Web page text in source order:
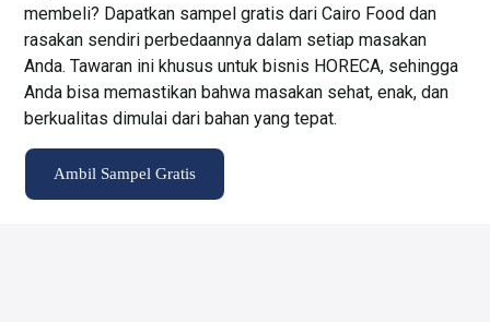
membeli? Dapatkan sampel gratis dari Cairo Food dan
rasakan sendiri perbedaannya dalam setiap masakan
Anda. Tawaran ini khusus untuk bisnis HORECA, sehingga
Anda bisa memastikan bahwa masakan sehat, enak, dan
berkualitas dimulai dari bahan yang tepat.
Ambil Sampel Gratis